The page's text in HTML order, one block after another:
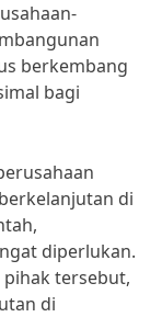
berkembang
bagi
di
diperlukan.
tersebut,
di